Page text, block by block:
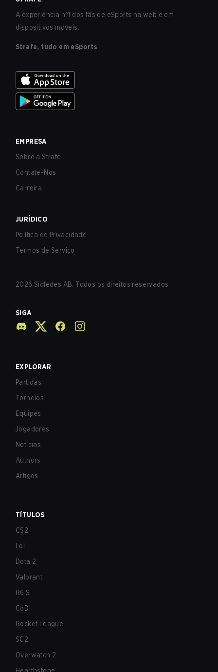
A experiência nº1 dos fãs de eSports na web e em
dispositivos móveis.
Strafe, tudo em eSports
EMPRESA
Sobre a Strafe
Contate-Nos
Carreira
JURÍDICO
Política de Privacidade
Termos de Serviço
2026 Sidledes AB. Todos os direitos reservados.
SIGA
EXPLORAR
Partidas
Torneios
Equipes
Jogadores
Notícias
Authors
Artigos
TÍTULOS
CS2
LoL
Dota 2
Valorant
R6:S
CoD
Rocket League
SC2
Overwatch 2